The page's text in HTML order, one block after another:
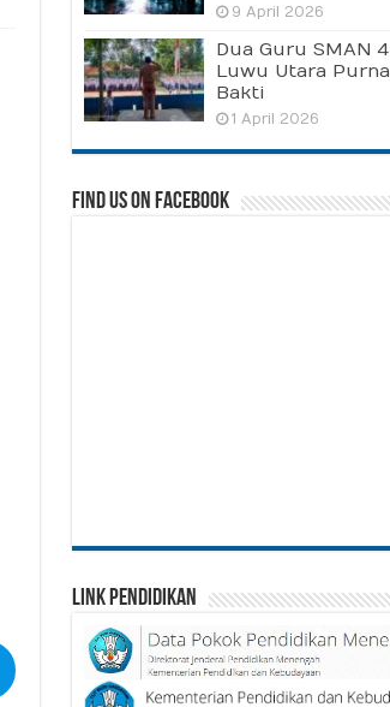
9 April 2026
Dua Guru SMAN 4
Luwu Utara Purna
Bakti
1 April 2026
Find us on Facebook
Link Pendidikan